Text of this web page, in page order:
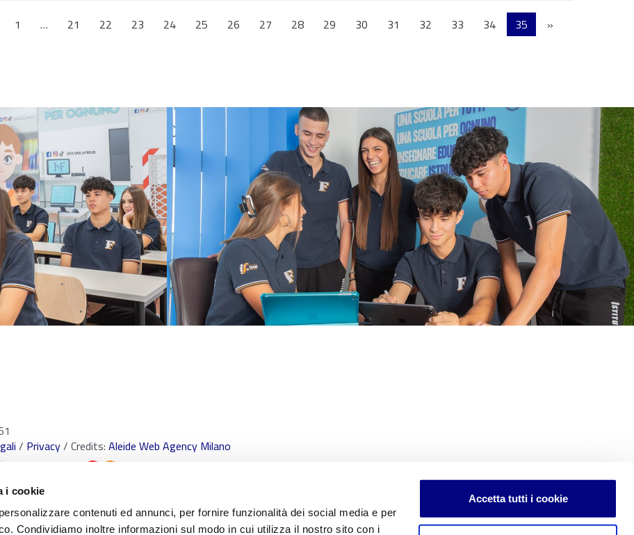
i cookie
contenuti ed annunci, per fornire funzionalità dei social media e per
Condividiamo inoltre informazioni sul modo in cui utilizza il nostro sito con i
Accetta tutti i cookie
1 … 21 22 23 24 25 26 27 28 29 30 31 32 33 34 35 »
/ Privacy/ Credits: Aleide Web Agency Milano